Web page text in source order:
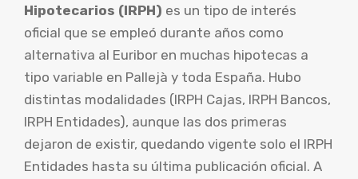
Hipotecarios (IRPH) es un tipo de interés
oficial que se empleó durante años como
alternativa al Euribor en muchas hipotecas a
tipo variable en Pallejà y toda España. Hubo
distintas modalidades (IRPH Cajas, IRPH Bancos,
IRPH Entidades), aunque las dos primeras
dejaron de existir, quedando vigente solo el IRPH
Entidades hasta su última publicación oficial. A